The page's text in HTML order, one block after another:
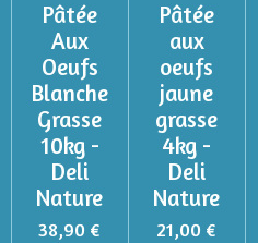
Pâtée
Aux
Oeufs
Blanche
Grasse
10kg -
Deli
Nature
38,90 €
Pâtée
aux
oeufs
jaune
grasse
4kg -
Deli
Nature
21,00 €